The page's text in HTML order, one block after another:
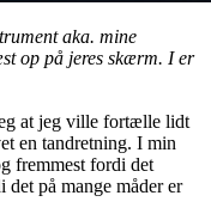
aka. mine
op på jeres skærm. I er
at jeg ville fortælle lidt
en tandretning. I min
fremmest fordi det
det på mange måder er